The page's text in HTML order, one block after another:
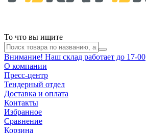
То что вы ищите
Внимание! Наш склад работает до 17-00
О компании
Пресс-центр
Тендерный отдел
Доставка и оплата
Контакты
Избранное
Сравнение
Корзина